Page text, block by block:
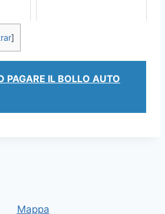
]
PAGARE IL BOLLO AUTO
Mappa